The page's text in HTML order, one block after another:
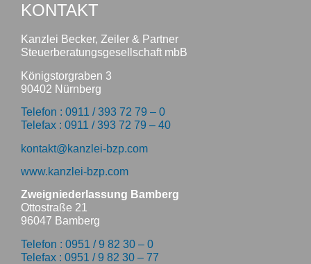
KONTAKT
Kanzlei Becker, Zeiler & Partner
Steuerberatungsgesellschaft mbB
Königstorgraben 3
90402 Nürnberg
Telefon : 0911 / 393 72 79 – 0
Telefax : 0911 / 393 72 79 – 40
kontakt@kanzlei-bzp.com
www.kanzlei-bzp.com
Zweigniederlassung Bamberg
Ottostraße 21
96047 Bamberg
Telefon : 0951 / 9 82 30 – 0
Telefax : 0951 / 9 82 30 – 77